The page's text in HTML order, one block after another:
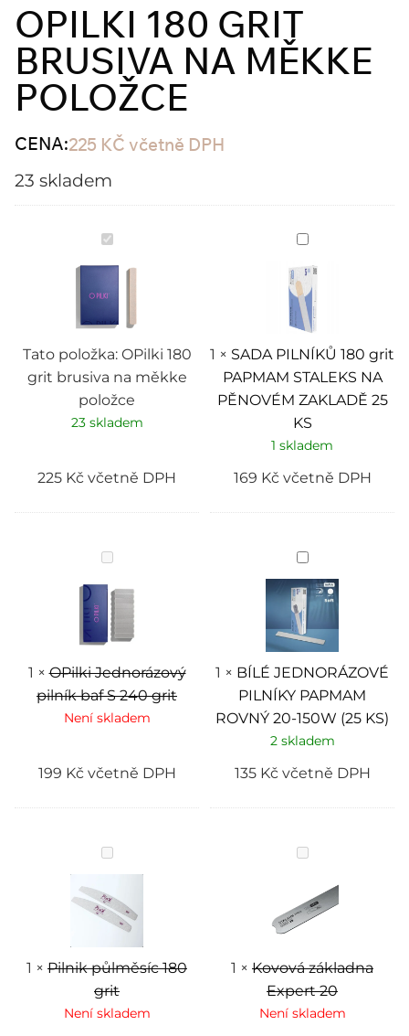
OPILKI 180 GRIT
BRUSIVA NA MĚKKE
POLOŽCE
CENA:225 KČ včetně DPH
23 skladem
OPilki
180
grit
na
položce
Tato položka: OPilki 180
grit brusiva na měkke
položce
23 skladem
225 Kč včetně DPH
SADA
PILNÍKŮ
180
grit
PAPMAM
STALEKS
NA
PĚNOVÉM
ZAKLADĚ
25
KS
1 × SADA PILNÍKŮ 180 grit
PAPMAM STALEKS NA
PĚNOVÉM ZAKLADĚ 25
KS
1 skladem
169 Kč včetně DPH
OPilki
Jednorázový
pilník
baf
240
grit
1 ×OPilki Jednorázový
pilník baf S 240 grit
Není skladem
199 Kč včetně DPH
BÍLÉ
PILNÍKY
PAPMAM
ROVNÝ
20-
150W
(25
KS)
1 × BÍLÉ JEDNORÁZOVÉ
PILNÍKY PAPMAM
ROVNÝ 20-150W (25 KS)
2 skladem
135 Kč včetně DPH
Pilnik
půlměsíc
grit
1 × Pilnik půlměsíc 180
grit
Není skladem
Kovová
základna
20
1 × Kovová základna
Expert 20
Není skladem